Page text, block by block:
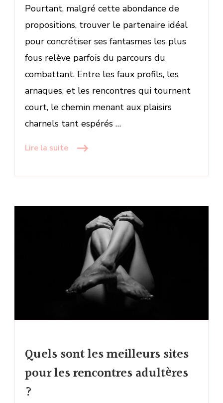
Pourtant, malgré cette abondance de
propositions, trouver le partenaire idéal
pour concrétiser ses fantasmes les plus
fous relève parfois du parcours du
combattant. Entre les faux profils, les
arnaques, et les rencontres qui tournent
court, le chemin menant aux plaisirs
charnels tant espérés …
Lire la suite
Quels sont les meilleurs sites
pour les rencontres adultères
?